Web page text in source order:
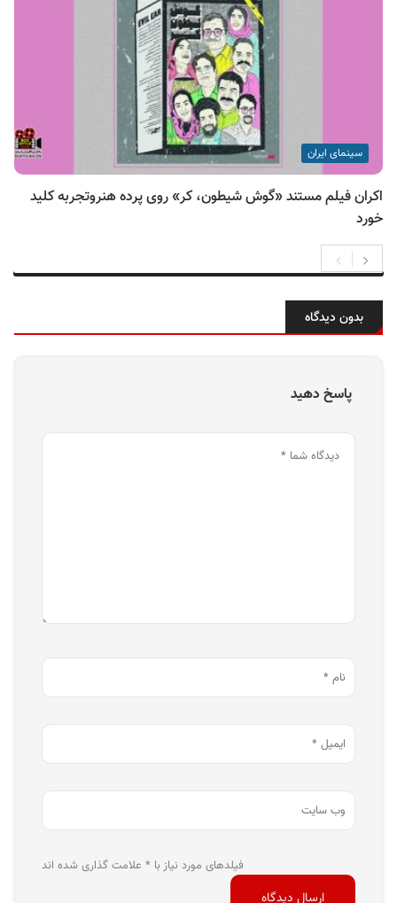
سینمای ایران
اکران فیلم مستند «گوش شیطون، کر» روی پرده هنروتجربه کلید
خورد
بدون دیدگاه
پاسخ دهید
فیلدهای مورد نیاز با * علامت گذاری شده اند